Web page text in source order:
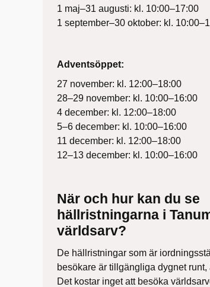
1 maj–31 augusti: kl. 10:00–17:00
1 september–30 oktober: kl.
Adventsöppet:
27 november: kl. 12:00–18:00
28–29 november: kl. 10:00–16:00
4 december: kl. 12:00–18:00
5–6 december: kl. 10:00–16:00
11 december: kl. 12:00–18:00
12–13 december: kl. 10:00–16:00
När och hur kan du se
hällristningarna i
världsarv?
De hällristningar som är
besökare är tillgängliga dygnet runt,
Det kostar inget att besöka